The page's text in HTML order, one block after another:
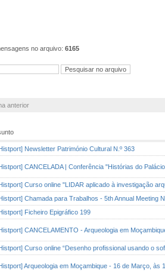
no arquivo: 6165
anterior
Newsletter Património Cultural N.º 363
CANCELADA | Conferência "Histórias do
Curso online "LIDAR aplicado à investigação
Chamada para Trabalhos - 5th Annual Meeting
Ficheiro Epigráfico 199
CANCELAMENTO - Arqueologia em
Curso online “Desenho profissional usando o
Arqueologia em Moçambique - 16 de Março, às